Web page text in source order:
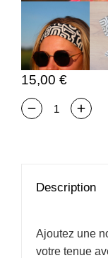
15,00 €
Description
Ajoutez une
votre tenue